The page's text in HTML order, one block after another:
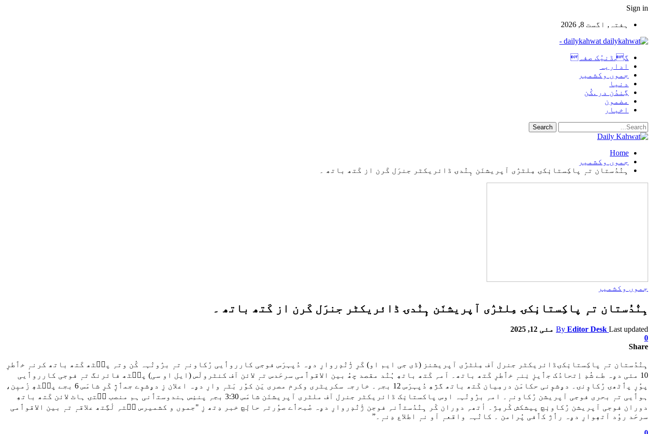
Sign in
ہفتہ, اگست 8, 2026
dailykahwat -
گ.ڈنیُک صفہ
اداریہ
جموں وکشمیر
دنیا
گِندُن در .کُن
مضمون
اخبار
Home
جموں وکشمیر
ہِنٛدُستان تہٕ پاکِستانٕکۍ مِلٹرٛی آپریشنَن ہٕنٛدۍ ڈائریکٹر جنرَل کَرن از کَتھ باتھ ۔
جموں وکشمیر
ہِنٛدُستان تہٕ پاکِستانٕکۍ مِلٹرٛی آپریشنَن ہٕنٛدۍ ڈائریکٹر جنرَل کَرن از کَتھ باتھ ۔
By Editor Desk Last updated
مئی 12, 2025
0
Share
ہِنٛدُستان تہٕ پاکِستانٕکۍڈائریکٹر جنرل آف مِلٹرٛی آپریشنز (ڈی جی ایم او) کَرِ ژٔنٛدٕروارِ دۄہ دُپہرَس فوجی کارروٲیی رُکاونہٕ تہٕ برٛونٛہہ کُن وتہِ پٮ۪ٹھ کَتھ باتھ کرنہٕ خٲطرٕ
10 مئی دۄہ طے شُدٕ اِتحادُک جٲیزٕ نِنہٕ خٲطرٕ کَتھ باتھ۔ اَمہِ کَتھ باتھِ ہُنٛد مقصد چھُ بین الاقوٲمی سرحَدس تہٕ لائن آف کنٹرولَس (ایل او سی) پٮ۪ٹھ فائرنگ تہٕ فوجی کارروٲیی
پوٗرٕ پٲٹھۍ رُکاوٕنۍ۔ دۄشوٕنی حکامَن درمِیان کَتھ باتھ گژھِ دُپہرَس 12 بجہِ۔ خارجہ سکریٹری وکرم مصری یَن کوٚر بَٹہٕ وارِ دۄہ اعلان زِ دۄشوٕے جمٲژٕ کَرِ شامَس 6 بجے پٮ۪ٹھٕ زٔمیٖن،
ہوٲیی تہٕ بحری فوجی آپریشن رُکاونہٕ۔ امہِ برٛونٛہہ اوس پاکستانٕک ڈائریکٹر جنرل آف ملٹری آپریشنَن شامَس 3:30 بجہِ پننِس ہندوستٲنی ہم منصب سۭتۍ ہاٹ لائن کَتھ باتھِ
دوران فوجی آپریشن رُکاونٕچ پیشکش کٔرمٕژ۔ أتھہِ دوران کٔر ہِنٛدُستٲنہِ فوجن ژٔنٛدٕروارِ دۄہ صُبحٲے صوٗرتہِ حالٕچ خبر دِتھ زِ "جموں و کشمیرس سۭتہِ لٔگِتھ علاقہٕ تہٕ بین الاقوٲمی
سرحَد روٗد آتھٕوارِ دۄہ رٲژ کٲفی پُرامن ۔ کانٛہہ واقعہٕ آو نہٕ اطلاع دِنہٕ۔”